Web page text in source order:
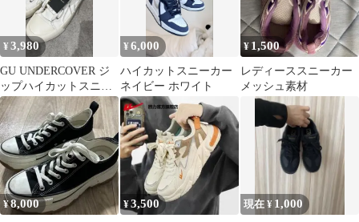
¥3,980
GU UNDERCOVER ジ
ップハイカットスニー
カー ホワイト
¥6,000
ハイカットスニーカー
ネイビー ホワイト
¥ 1,500
レディーススニーカー
メッシュ素材
¥8,000 ¥3,500 現在 ¥ 1,000